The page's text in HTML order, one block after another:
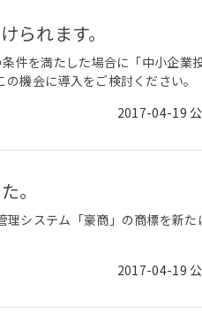
られます。
件を満たした場合に「中小企業
機会に導入をご検討ください。
2017-04-19
。
システム「豪商」の商標を新た
2017-04-19